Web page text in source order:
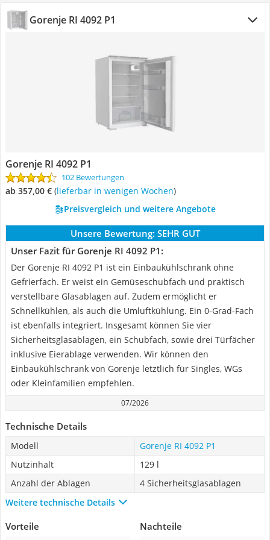
Gorenje RI 4092 P1
Gorenje RI 4092 P1
102 Bewertungen
ab 357,00 € ( Lieferbar in wenigen Wochen)
Preisvergleich und weitere Angebote
Unsere Bewertung: SEHR GUT
Unser Fazit für Gorenje RI 4092 P1:
Der Gorenje RI 4092 P1 ist ein Einbaukühlschrank ohne
Gefrierfach. Er weist ein Gemüseschubfach und praktisch
verstellbare Glasablagen auf. Zudem ermöglicht er
Schnellkühlen, als auch die Umluftkühlung. Ein 0-Grad-Fach
ist ebenfalls integriert. Insgesamt können Sie vier
Sicherheitsglasablagen, ein Schubfach, sowie drei Türfächer
inklusive Eierablage verwenden. Wir können den
Einbaukühlschrank von Gorenje letztlich für Singles, WGs
oder Kleinfamilien empfehlen.
07/2026
Technische Details
Modell
Gorenje RI 4092 P1
Nutzinhalt
129 l
Anzahl der Ablagen
4 Sicherheitsglasablagen
Weitere technische Details
Vorteile Nachteile